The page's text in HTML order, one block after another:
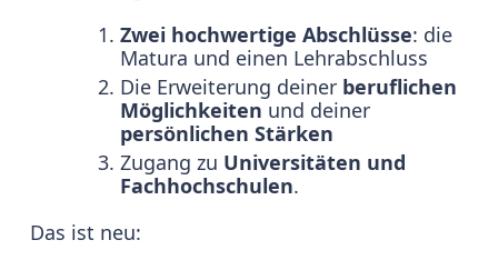
Zwei hochwertige Abschlüsse: die
Matura und einen Lehrabschluss
Die Erweiterung deiner beruflichen
Möglichkeiten und deiner
persönlichen Stärken
Zugang zu Universitäten und
Fachhochschulen.
Das ist neu: